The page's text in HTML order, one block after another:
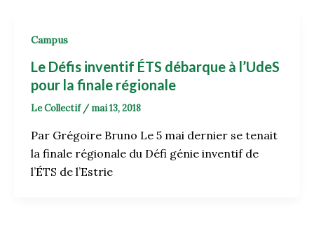
Campus
Le Défis inventif ÉTS débarque à l’UdeS
pour la finale régionale
Le Collectif / mai 13, 2018
Par Grégoire Bruno Le 5 mai dernier se tenait
la finale régionale du Défi génie inventif de
l’ÉTS de l’Estrie